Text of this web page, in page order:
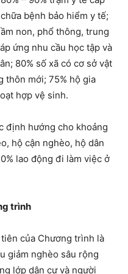
bệnh bảo hiểm y tế;
non, phổ thông, trung
ứng nhu cầu học tập và
80% số xã có cơ sở vật
thôn mới; 75% hộ gia
hợp vệ sinh.
định hướng cho khoảng
hộ cận nghèo, hộ dân
lao động đi làm việc ở
trình
của Chương trình là
giảm nghèo sâu rộng
lớp dân cư và người